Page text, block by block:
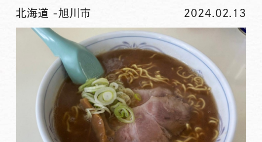
北海道 -旭川市 2024.02.13